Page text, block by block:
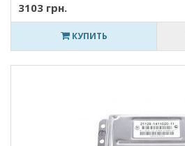
3103 грн.
КУПИТЬ